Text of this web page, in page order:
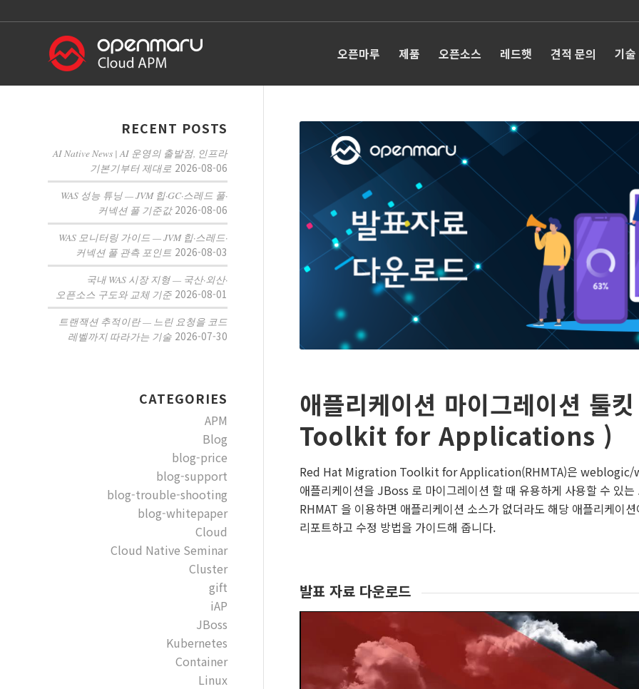
오픈마루 제품 오픈소스 레드햇 견적 문의 기
애플리케이션 마이그레이션
Toolkit for Applications )
Red Hat Migration Toolkit for Application(RHMTA)은 weblogic/
애플리케이션을 JBoss 로 마이그레이션 할 때 유용하게 사용할 수 있는
RHMAT 을 이용하면 애플리케이션 소스가 없더라도 해당 애플리케이
리포트하고 수정 방법을 가이드해 줍니다.
발표 자료 다운로드
RECENT POSTS
AI Native News | AI 운영의 출발점, 인프라
기본기부터 제대로 2026-08-06
WAS 성능 튜닝 — JVM 힙·GC·스레드 풀·
커넥션 풀 기준값 2026-08-06
WAS 모니터링 가이드 — JVM 힙·스레드·
커넥션 풀 관측 포인트 2026-08-03
국내 WAS 시장 지형 — 국산·외산·
오픈소스 구도와 교체 기준 2026-08-01
트랜잭션 추적이란 — 느린 요청을 코드
레벨까지 따라가는 기술 2026-07-30
CATEGORIES
APM
Blog
blog-price
blog-support
blog-trouble-shooting
blog-whitepaper
Cloud
Cloud Native Seminar
Cluster
gift
iAP
JBoss
Kubernetes
Container
Linux